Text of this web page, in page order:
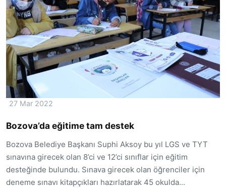
27 Mar 2022
Bozova’da eğitime tam destek
Bozova Belediye Başkanı Suphi Aksoy bu yıl LGS ve TYT
sınavına girecek olan 8’ci ve 12’ci sınıflar için eğitim
desteğinde bulundu. Sınava girecek olan öğrenciler için
deneme sınavı kitapçıkları hazırlatarak 45 okulda...